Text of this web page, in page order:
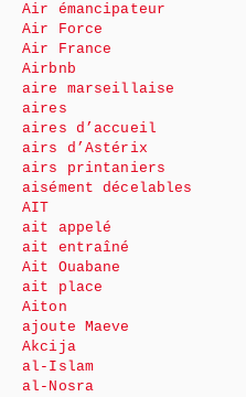
Air émancipateur
Air Force
Air France
Airbnb
aire marseillaise
aires
aires d’accueil
airs d’Astérix
airs printaniers
aisément décelables
AIT
ait appelé
ait entraîné
Ait Ouabane
ait place
Aiton
ajoute Maeve
Akcija
al-Islam
al-Nosra